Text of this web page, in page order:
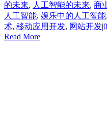
的未来, 人工智能的未来, 商
人工智能, 娱乐中的人工智能,
术, 移动应用开发, 网站开发|
Read More